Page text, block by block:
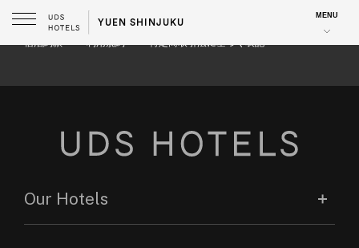
YUEN SHINJUKU
MENU
Event
Media
宿泊約款 利用規約 特定商取引法に基づく表記
Our Hotels